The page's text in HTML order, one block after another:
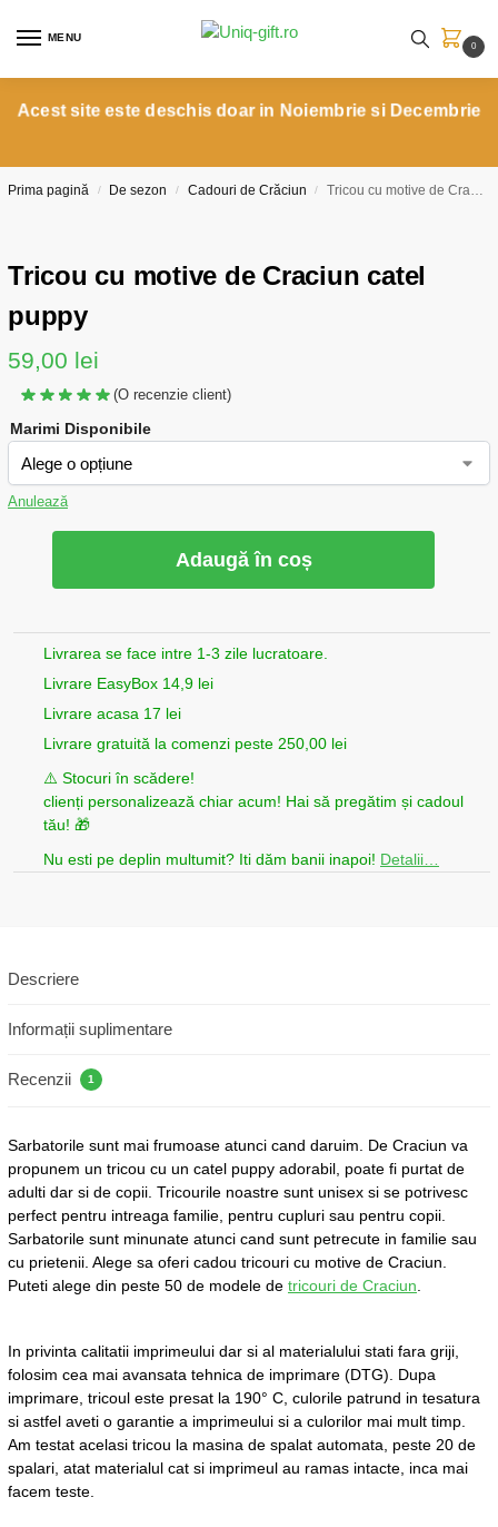
MENU
0
Acest site este deschis doar in Noiembrie si Decembrie
Prima pagină / De sezon / Cadouri de Crăciun / Tricou cu motive de Craciun catel puppy
Tricou cu motive de Craciun catel
puppy
59,00 lei
(O recenzie client)
Marimi Disponibile
Anulează
Adaugă în coș
Livrarea se face intre 1-3 zile lucratoare.
Livrare EasyBox 14,9 lei
Livrare acasa 17 lei
Livrare gratuită la comenzi peste 250,00 lei
⚠️ Stocuri în scădere!
clienți personalizează chiar acum! Hai să pregătim și cadoul
tău! 🎁
Nu esti pe deplin multumit? Iti dăm banii inapoi! Detalii…
Descriere
Informații suplimentare
Recenzii 1
Sarbatorile sunt mai frumoase atunci cand daruim. De Craciun va
propunem un tricou cu un catel puppy adorabil, poate fi purtat de
adulti dar si de copii. Tricourile noastre sunt unisex si se potrivesc
perfect pentru intreaga familie, pentru cupluri sau pentru copii.
Sarbatorile sunt minunate atunci cand sunt petrecute in familie sau
cu prietenii. Alege sa oferi cadou tricouri cu motive de Craciun.
Puteti alege din peste 50 de modele de tricouri de Craciun
In privinta calitatii imprimeului dar si al materialului stati fara griji,
folosim cea mai avansata tehnica de imprimare (DTG). Dupa
imprimare, tricoul este presat la 190° C, culorile patrund in tesatura
si astfel aveti o garantie a imprimeului si a culorilor mai mult timp.
Am testat acelasi tricou la masina de spalat automata, peste 20 de
spalari, atat materialul cat si imprimeul au ramas intacte, inca mai
facem teste.